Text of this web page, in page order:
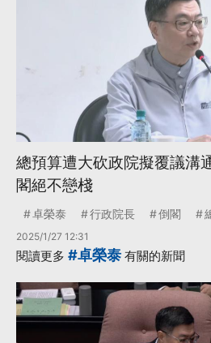
總預算遭大砍政院擬覆議溝
閣絕不戀棧
卓榮泰 行政院長 倒閣
2025/1/27 12:31
閱讀更多 #卓榮泰 有關的新聞